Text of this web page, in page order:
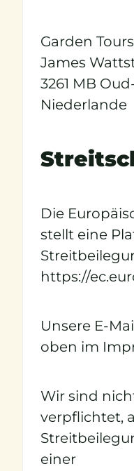
Garden Tours
James
3261 MB
Niederlande
Die
stellt eine
https://
Unsere E-
oben im
Wir sind
verpflichtet,
einer